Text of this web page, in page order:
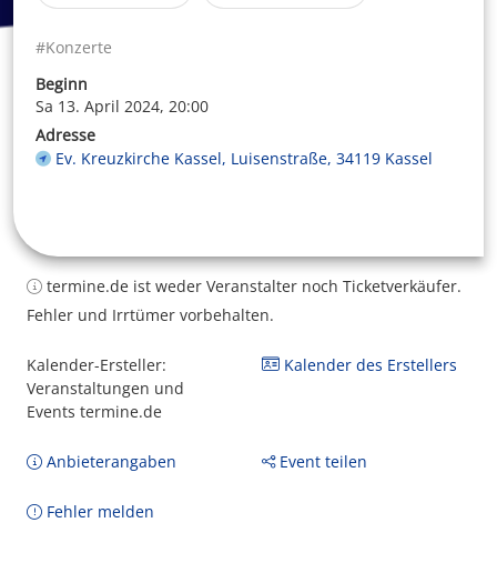
#Konzerte
Beginn
Sa 13. April 2024, 20:00
Adresse
Ev. Kreuzkirche Kassel, Luisenstraße, 34119 Kassel
termine.de ist weder Veranstalter noch Ticketverkäufer.
Fehler und Irrtümer vorbehalten.
Kalender-Ersteller:
Veranstaltungen und
Events termine.de
Kalender des Erstellers
Anbieterangaben Event teilen
Fehler melden